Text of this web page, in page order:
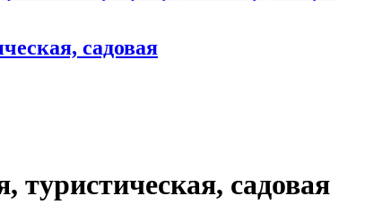
садовая
туристическая, садовая